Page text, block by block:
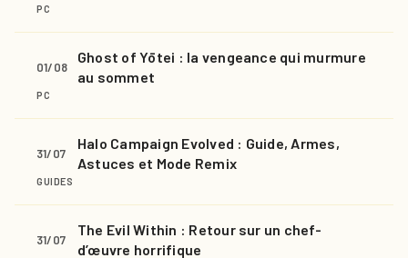
PC
01/08
Ghost of Yōtei : la vengeance qui murmure
au sommet
PC
31/07
Halo Campaign Evolved : Guide, Armes,
Astuces et Mode Remix
GUIDES
31/07
The Evil Within : Retour sur un chef-
d’œuvre horrifique